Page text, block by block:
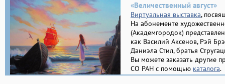
«Величественный август»
Виртуальная выставка,
На абонементе
(Академгородок)
как Василий Аксенов, Рэй
Даниэла Стил, братья
Вы можете заказать другие
СО РАН с помощью каталога.